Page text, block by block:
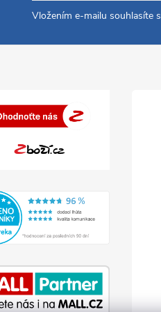
Vložením e-mailu souhlasíte s